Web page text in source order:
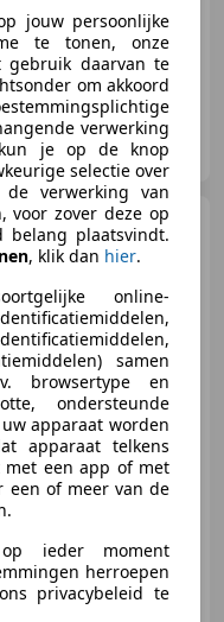
Tiguan 1.5
DSG-7 Elegance | IQ
Stoelver
1
110 kW (150 PK)
jouw persoonlijke
te tonen, onze
gebruik daarvan te
om akkoord
verwerking
kun je op de knop
selectie over
verwerking van
voor zover deze op
belang plaatsvindt.
, klik dan hier.
online-
samen
browsertype en
ondersteunde
apparaat worden
apparaat telkens
een app of met
een of meer van de
ieder moment
herroepen
privacybeleid te